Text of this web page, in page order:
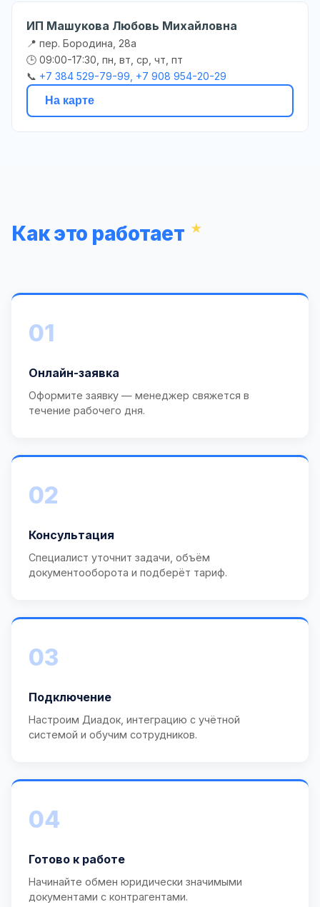
ИП Машукова Любовь Михайловна
📍 пер. Бородина, 28а
🕒 09:00-17:30, пн, вт, ср, чт, пт
📞 +7 384 529-79-99, +7 908 954-20-29
На карте
Как это работает
01
Онлайн-заявка
Оформите заявку — менеджер свяжется в
течение рабочего дня.
02
Консультация
Специалист уточнит задачи, объём
документооборота и подберёт тариф.
03
Подключение
Настроим Диадок, интеграцию с учётной
системой и обучим сотрудников.
04
Готово к работе
Начинайте обмен юридически значимыми
документами с контрагентами.